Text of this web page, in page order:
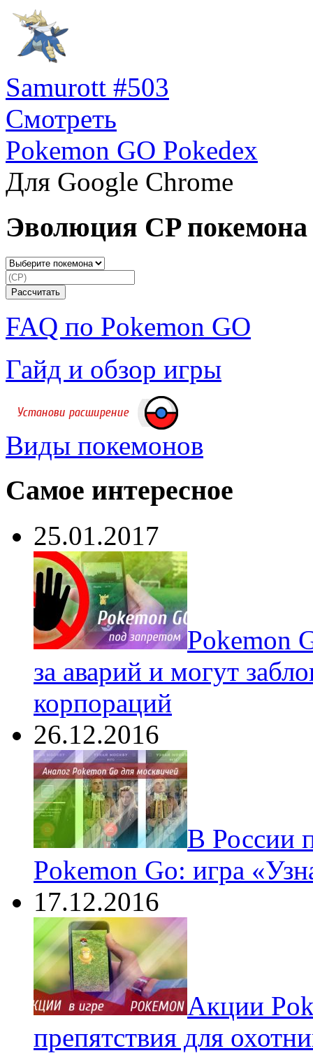
Samurott #503
Смотреть
Pokemon GO Pokedex
Для Google Chrome
Эволюция CP покемона
FAQ по Pokemon GO
Гайд и обзор игры
Виды покемонов
Самое интересное
25.01.2017
Pokеmon
за аварий и могут
корпораций
26.12.2016
В России
Pokemon Go: игра
17.12.2016
Акции
препятствия для